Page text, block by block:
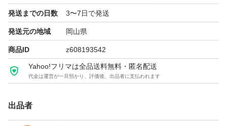
発送までの日数 3〜7日で発送
発送元の地域 岡山県
商品ID z608193542
Yahoo!フリマは全品送料無料・匿名配送
代金は運営が一旦預かり、評価後、出品者に支払われます
出品者